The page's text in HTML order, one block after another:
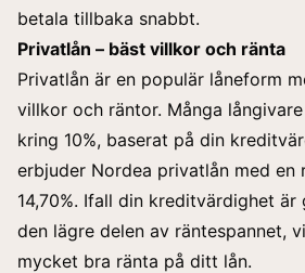
betala tillbaka snabbt.
Privatlån – bäst villkor och ränta
Privatlån är en populär låneform
villkor och räntor. Många
kring 10%, baserat på din
erbjuder Nordea privatlån med en
14,70%. Ifall din kreditvärdighet är
den lägre delen av räntespannet,
mycket bra ränta på ditt lån.